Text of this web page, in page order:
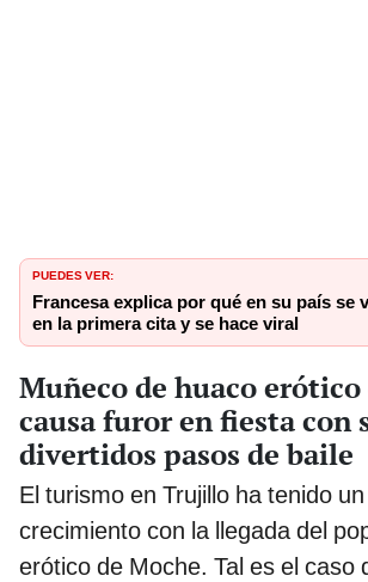
PUEDES VER:
Francesa explica por qué en su país se
en la primera cita y se hace viral
Muñeco de huaco erótico
causa furor en fiesta con
divertidos pasos de baile
El turismo en Trujillo ha tenido
crecimiento con la llegada del
erótico de Moche. Tal es el caso